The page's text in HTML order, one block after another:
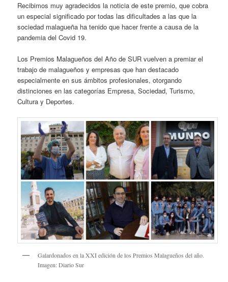
Recibimos muy agradecidos la noticia de este premio, que cobra
un especial significado por todas las dificultades a las que la
sociedad malagueña ha tenido que hacer frente a causa de la
pandemia del Covid 19.
Los Premios Malagueños del Año de SUR vuelven a premiar el
trabajo de malagueños y empresas que han destacado
especialmente en sus ámbitos profesionales, otorgando
distinciones en las categorías Empresa, Sociedad, Turismo,
Cultura y Deportes.
Galardonados en la XXI edición de los Premios Malagueños del año.
Imagen: Diario Sur